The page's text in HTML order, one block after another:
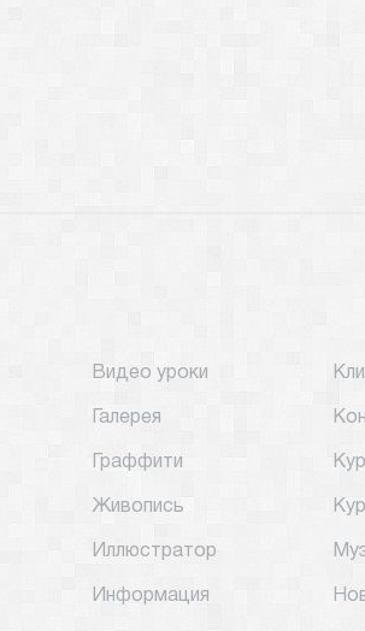
Видео уроки
Галерея
Граффити
Живопись
Иллюстратор
Информация